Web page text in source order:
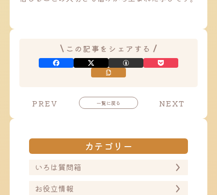
この記事をシェアする
PREV 一覧に戻る 投
ー
ョ
NEXT
カテゴリー
いろは質問箱
お役立情報